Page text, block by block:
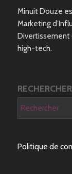
Minuit Douze
Marketing
Divertissement
high-tech.
Politique de